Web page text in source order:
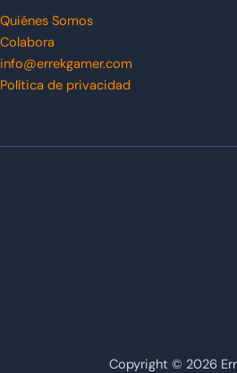
Quiénes Somos
Colabora
info@errekgamer.com
Política de privacidad
Copyright © 2026